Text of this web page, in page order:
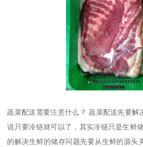
蔬菜配送需要注意什么？ 蔬菜配送先要解
说只要冷链就可以了，其实冷链只是生鲜
的解决生鲜的储存问题先要从生鲜的源头